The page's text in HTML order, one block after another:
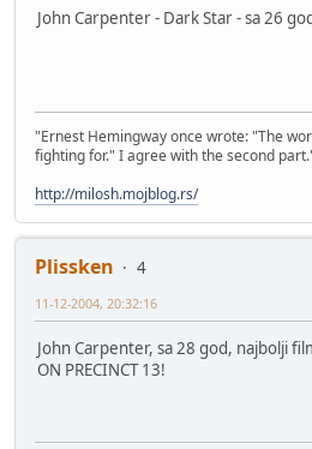
John Carpenter - Dark Star - sa 26
"Ernest Hemingway once wrote: "The
fighting for." I agree with the second
http://milosh.mojblog.rs/
Plissken
4
11-12-2004, 20:32:16
John Carpenter, sa 28 god, najbolji
ON PRECINCT 13!